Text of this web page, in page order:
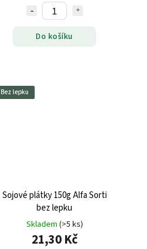
Do košíku
Bez lepku
Sojové plátky 150g Alfa Sorti
bez lepku
Skladem (>5 ks)
21,30 Kč